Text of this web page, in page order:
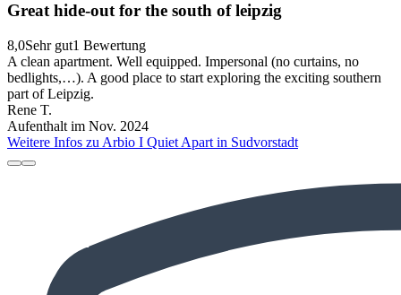
Great hide-out for the south of leipzig
8,0Sehr gut1 Bewertung
A clean apartment. Well equipped. Impersonal (no curtains, no
bedlights,…). A good place to start exploring the exciting southern
part of Leipzig.
Rene T.
Aufenthalt im Nov. 2024
Weitere Infos zu Arbio I Quiet Apart in Sudvorstadt